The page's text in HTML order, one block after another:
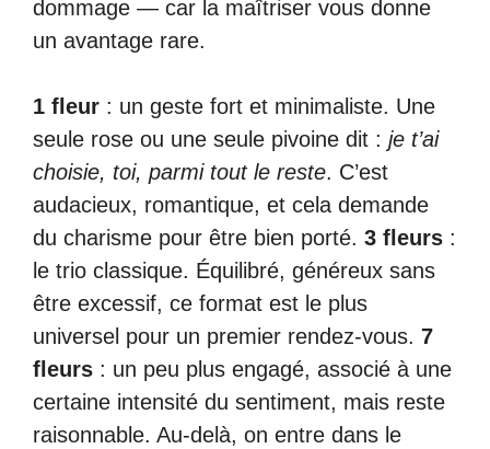
dommage — car la maîtriser vous donne
un avantage rare.
1 fleur : un geste fort et minimaliste. Une
seule rose ou une seule pivoine dit : je t’ai
choisie, toi, parmi tout le reste. C’est
audacieux, romantique, et cela demande
du charisme pour être bien porté. 3 fleurs :
le trio classique. Équilibré, généreux sans
être excessif, ce format est le plus
universel pour un premier rendez-vous. 7
fleurs : un peu plus engagé, associé à une
certaine intensité du sentiment, mais reste
raisonnable. Au-delà, on entre dans le